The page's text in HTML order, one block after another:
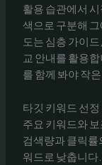
활용 습관에서
색으로 구분해
도는 심층 가이
교 안내를 활용
를 함께 봐야 작
타깃 키워드 선정
주요 키워드와
검색량과 클릭률
워드로 낮춥니다